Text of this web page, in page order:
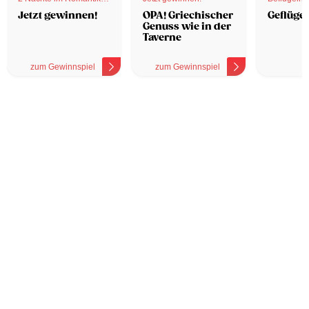
Hotel
Jetzt gewinnen!
zum Gewinnspiel
OPA! Griechischer
Genuss wie in der
Taverne
zum Gewinnspiel